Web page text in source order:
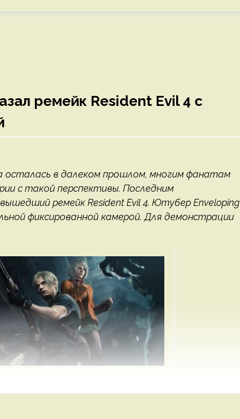
ремейк Resident Evil 4 с
осталась в далеком прошлом, многим фанатам
с такой перспективы. Последним
ремейк Resident Evil 4. Ютубер Enveloping
фиксированной камерой. Для демонстрации